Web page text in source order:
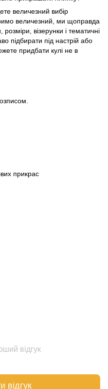
величезний вибір
величезний, ми щоправда
візерунки і тематичні
підбирати під настрій або
придбати кулі не в
прикрас
відгук
відгук